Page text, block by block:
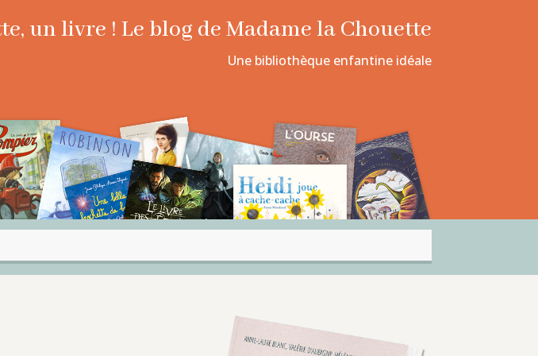
un livre ! Le blog de Madame la Chouette
Une bibliothèque enfantine idéale